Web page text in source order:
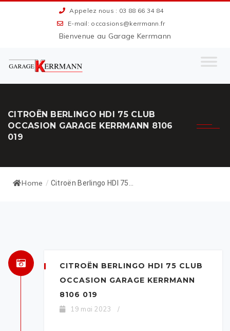
Appelez nous : 03 88 66 34 84
E-mail: occasions@kerrmann.fr
Bienvenue au Garage Kerrmann
CITROËN BERLINGO HDI 75 CLUB
OCCASION GARAGE KERRMANN 8106
019
Home / Citroën Berlingo HDI 75...
CITROËN BERLINGO HDI 75 CLUB
OCCASION GARAGE KERRMANN
8106 019
19 mai 2023 /